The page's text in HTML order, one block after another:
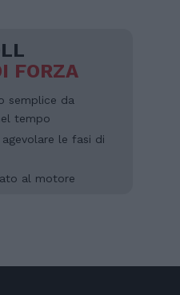
FORZA
semplice da
tempo
le fasi di
al motore